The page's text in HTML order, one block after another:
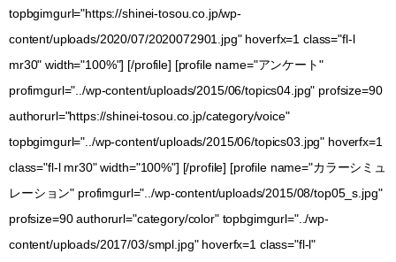
topbgimgurl="https://shinei-tosou.co.jp/wp-
content/uploads/2020/07/2020072901.jpg" hoverfx=1 class="fl-l
mr30" width="100%"] [/profile] [profile name="アンケート"
profimgurl="../wp-content/uploads/2015/06/topics04.jpg" profsize=90
authorurl="https://shinei-tosou.co.jp/category/voice"
topbgimgurl="../wp-content/uploads/2015/06/topics03.jpg" hoverfx=1
class="fl-l mr30" width="100%"] [/profile] [profile name="カラーシミュ
レーション" profimgurl="../wp-content/uploads/2015/08/top05_s.jpg"
profsize=90 authorurl="category/color" topbgimgurl="../wp-
content/uploads/2017/03/smpl.jpg" hoverfx=1 class="fl-l"